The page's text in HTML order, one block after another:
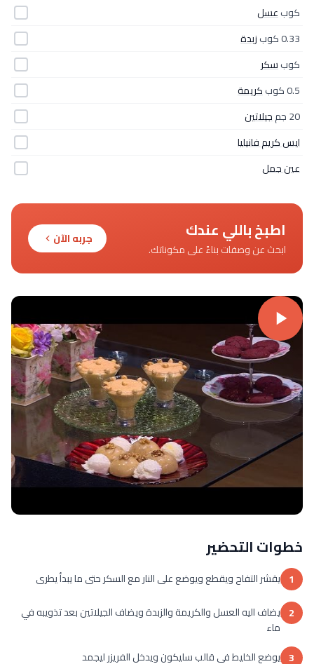
كوبعسل
0.33 كوب
زبدة
كوبسكر
0.5 كوب
كريمة
20 جم
جيلاتين
ايس كريم فانيليا
عين جمل
اطبخ باللي عندك
ابحث عن وصفات بناءً على مكوناتك.
جربه الآن
خطوات التحضير
1 يقشر التفاح ويقطع ويوضع على النار مع السكر حتى ما يبدأ يطرى
2 يضاف اليه العسل والكريمة والزبدة ويضاف الجيلاتين بعد تذويبه في
ماء
3 يوضع الخليط في قالب سليكون ويدخل الفريزر ليجمد